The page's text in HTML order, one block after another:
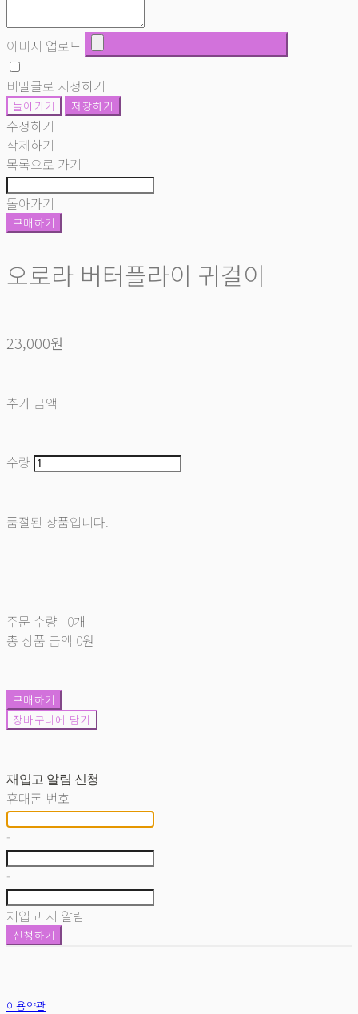
이미지 업로드
비밀글로 지정하기
돌아가기 저장하기
수정하기
삭제하기
목록으로 가기
돌아가기
구매하기
오로라 버터플라이 귀걸이
23,000원
추가 금액
수량
품절된 상품입니다.
주문 수량 0개
총 상품 금액 0원
구매하기
장바구니에 담기
재입고 알림 신청
휴대폰 번호
-
-
재입고 시 알림
신청하기
이용약관